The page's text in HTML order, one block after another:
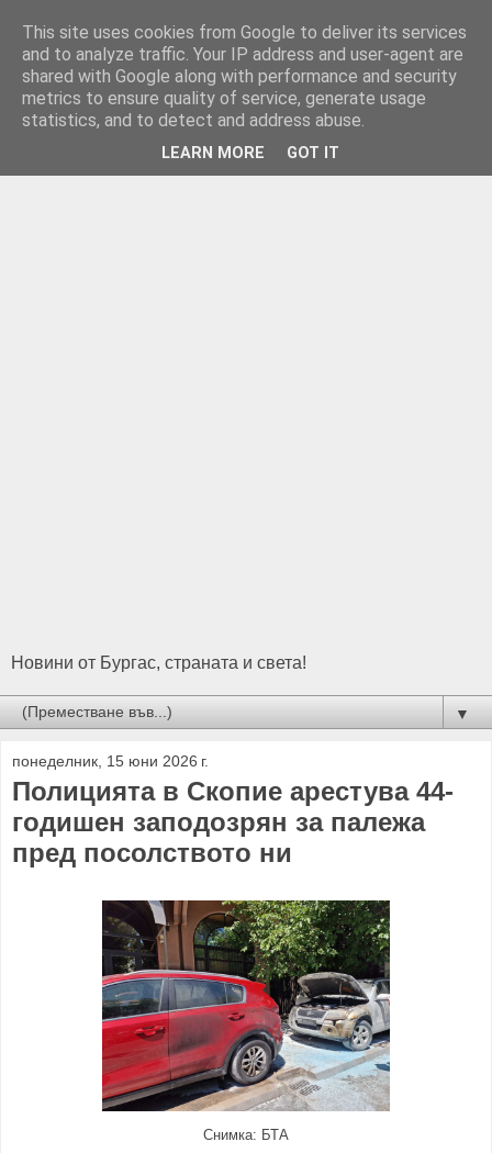
Новини от Бургас, страната и света!
▼
понеделник, 15 юни 2026 г.
Полицията в Скопие арестува 44-
годишен заподозрян за палежа
пред посолството ни
Снимка: БТА
This site uses cookies from Google to deliver its services
and to analyze traffic. Your IP address and user-agent are
shared with Google along with performance and security
metrics to ensure quality of service, generate usage
statistics, and to detect and address abuse.
LEARN MORE GOT IT